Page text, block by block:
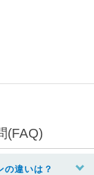
(FAQ)
の違いは？